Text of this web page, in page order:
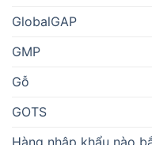
GlobalGAP
GMP
Gỗ
GOTS
Hàng nhập khẩu nào